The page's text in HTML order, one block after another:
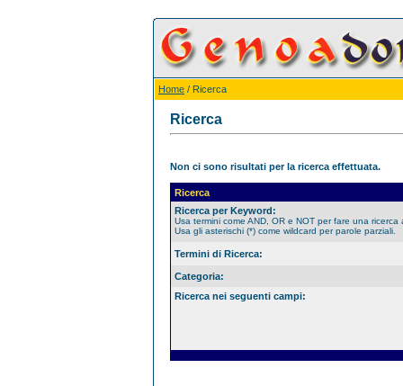
Home / Ricerca
Ricerca
Non ci sono risultati per la ricerca effettuata.
Ricerca
Ricerca per Keyword:
Usa termini come AND, OR e NOT per fare una ricerca
Usa gli asterischi (*) come wildcard per parole parziali.
Termini di Ricerca:
Categoria:
Ricerca nei seguenti campi: